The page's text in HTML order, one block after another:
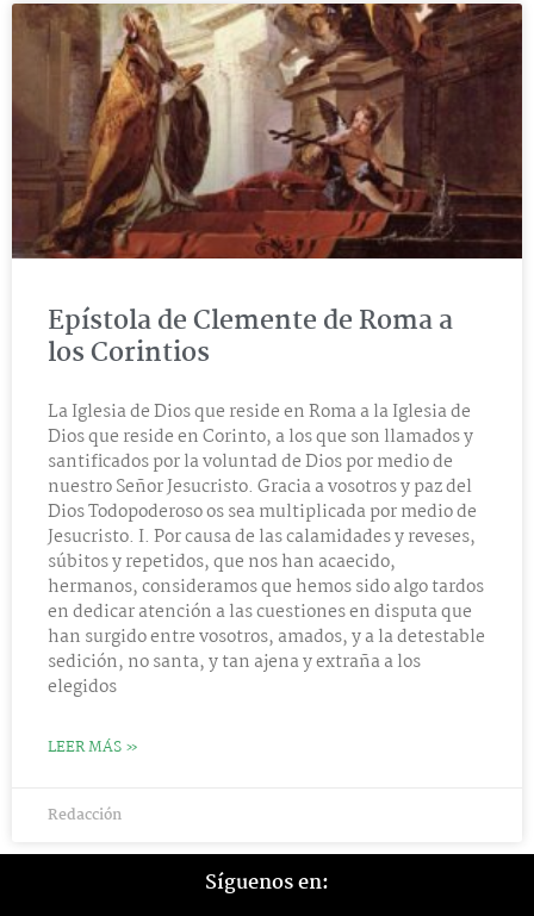
Epístola de Clemente de Roma a
los Corintios
La Iglesia de Dios que reside en Roma a la Iglesia de
Dios que reside en Corinto, a los que son llamados y
santificados por la voluntad de Dios por medio de
nuestro Señor Jesucristo. Gracia a vosotros y paz del
Dios Todopoderoso os sea multiplicada por medio de
Jesucristo. I. Por causa de las calamidades y reveses,
súbitos y repetidos, que nos han acaecido,
hermanos, consideramos que hemos sido algo tardos
en dedicar atención a las cuestiones en disputa que
han surgido entre vosotros, amados, y a la detestable
sedición, no santa, y tan ajena y extraña a los
elegidos
LEER MÁS »
Redacción
Síguenos en: